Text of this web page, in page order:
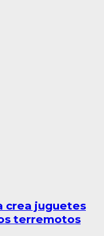
crea juguetes
terremotos